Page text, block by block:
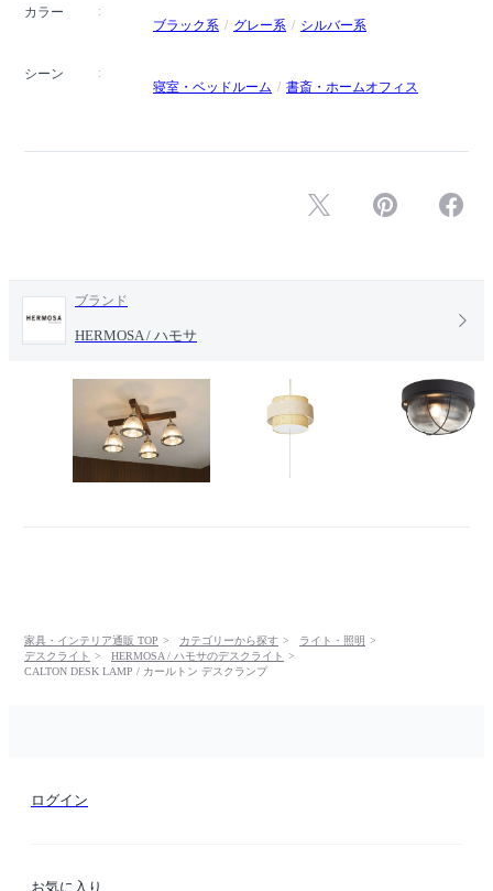
カラー
ブラック系
グレー系 シルバー系
シーン
寝室・ベッドルーム
書斎・ホームオフィス
ブランド
HERMOSA / ハモサ
家具・インテリア通販 TOP カテゴリーから探す
ライト・照明
デスクライト
HERMOSA / ハモサのデスクライト
CALTON DESK LAMP / カールトン デスクランプ
ログイン
お気に入り